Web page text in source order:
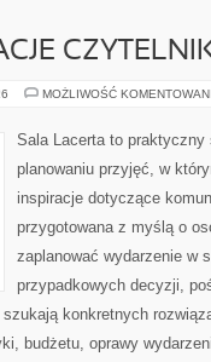
MOŻLIWOŚĆ
Sala Lacerta to praktyczny
planowaniu przyjęć, w
inspiracje dotyczące
przygotowana z myślą o
zaplanować wydarzenie w
przypadkowych decyzji,
konkretnych
budżetu, oprawy